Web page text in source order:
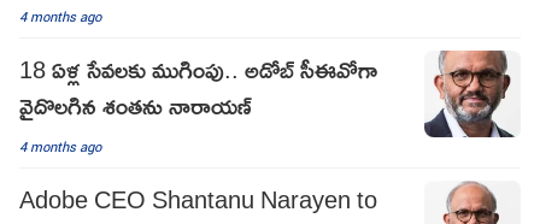
4 months ago
18 ఏళ్ల సేవలకు ముగింపు.. అడోబ్ సీఈవోగా
వైదొలగిన శంతను నారాయణ్
4 months ago
Adobe CEO Shantanu Narayen to